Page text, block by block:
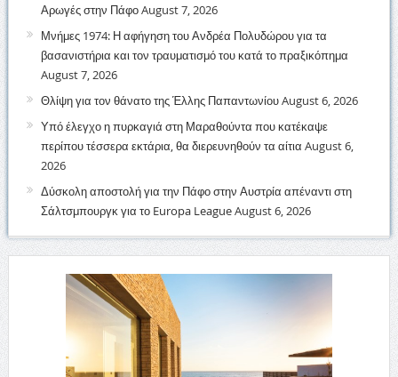
Αρωγές στην ΠάφοAugust 7, 2026
Μνήμες 1974: Η αφήγηση του Ανδρέα Πολυδώρου για τα
βασανιστήρια και τον τραυματισμό του κατά το πραξικόπημα
August 7, 2026
Θλίψη για τον θάνατο της Έλλης ΠαπαντωνίουAugust 6, 2026
Υπό έλεγχο η πυρκαγιά στη Μαραθούντα που κατέκαψε
περίπου τέσσερα εκτάρια, θα διερευνηθούν τα αίτια August 6,
2026
Δύσκολη αποστολή για την Πάφο στην Αυστρία απέναντι στη
Σάλτσμπουργκ για το Europa LeagueAugust 6, 2026